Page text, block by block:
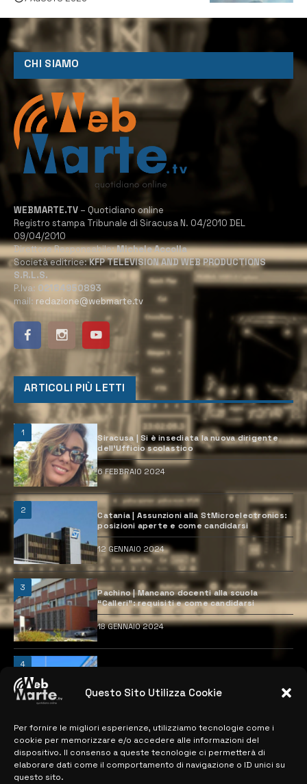
Questo Sito Utilizza Cookie
Per fornire le migliori esperienze, utilizziamo tecnologie come i
cookie per memorizzare e/o accedere alle informazioni del
dispositivo. Il consenso a queste tecnologie ci permetterà di
elaborare dati come il comportamento di navigazione o ID unici su
questo sito.
CHI SIAMO
WEBMARTE.TV – Quotidiano online
Registro stampa Tribunale di Siracusa N. 04/2010 DEL
09/04/2010
Direttore Responsabile:Michele Accolla
Società editrice:KFP TELEVISION AND WEB PRODUCTIONS
S.R.L.S.
P.Iva: 02184950893
mail: redazione@webmarte.tv
ARTICOLI PIÙ LETTI
1
Siracusa | Si è insediata la nuova dirigente
dell’Ufficio scolastico
6 FEBBRAIO 2024
2
Catania | Assunzioni alla StMicroelectronics:
posizioni aperte e come candidarsi
12 GENNAIO 2024
3
Pachino | Mancano docenti alla scuola
“Calleri”: requisiti e come candidarsi
18 GENNAIO 2024
4
previste
MAPPA DEL SITO